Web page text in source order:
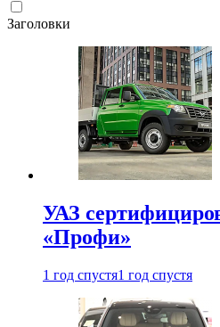
Заголовки
УАЗ
«Профи»
1 год спустя1 год спустя